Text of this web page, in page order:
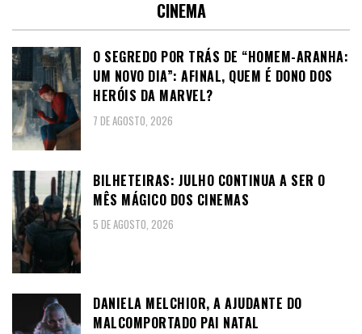
CINEMA
O SEGREDO POR TRÁS DE “HOMEM-ARANHA:
UM NOVO DIA”: AFINAL, QUEM É DONO DOS
HERÓIS DA MARVEL?
7 DE AGOSTO, 2026
BILHETEIRAS: JULHO CONTINUA A SER O
MÊS MÁGICO DOS CINEMAS
5 DE AGOSTO, 2026
DANIELA MELCHIOR, A AJUDANTE DO
MALCOMPORTADO PAI NATAL